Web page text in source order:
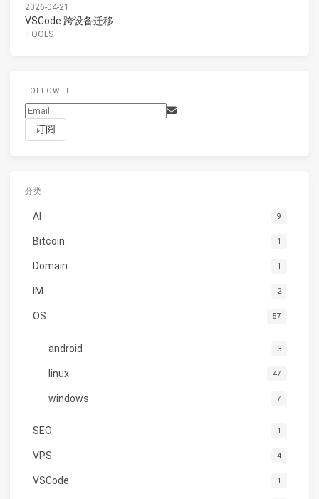
2026-04-21
VSCode 跨设备迁移
TOOLS
FOLLOW.IT
分类
AI 9
Bitcoin 1
Domain 1
IM 2
OS 57
android 3
linux 47
windows 7
SEO 1
VPS 4
VSCode 1